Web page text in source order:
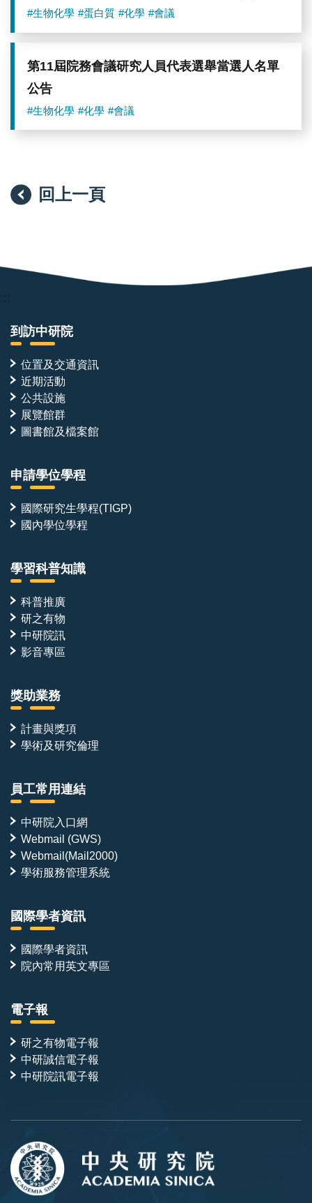
午 9:00~12:00 全波長吸收光譜與動態光散射粒
徑分析科學新知推廣活動
#生物化學 #蛋白質 #化學 #會議
第11屆院務會議研究人員代表選舉當選人名單
公告
#生物化學 #化學 #會議
回上一頁
:::
到訪中研院
位置及交通資訊
近期活動
公共設施
展覽館群
圖書館及檔案館
申請學位學程
國際研究生學程(TIGP)
國內學位學程
學習科普知識
科普推廣
研之有物
中研院訊
影音專區
獎助業務
計畫與獎項
學術及研究倫理
員工常用連結
中研院入口網
Webmail (GWS)
Webmail(Mail2000)
學術服務管理系統
國際學者資訊
國際學者資訊
院內常用英文專區
電子報
研之有物電子報
中研誠信電子報
中研院訊電子報